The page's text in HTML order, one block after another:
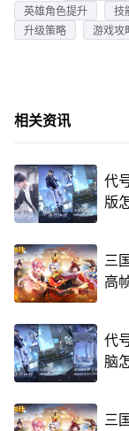
英雄角色提升
技
升级策略
游戏攻
相关资讯
代
版
三
高
代
脑
三